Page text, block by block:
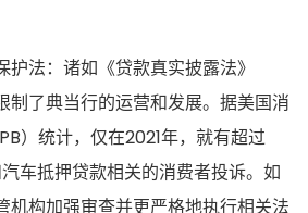
法：诸如《贷款真实披露法》
制了典当行的运营和发展。据美国消
）统计，仅在2021年，就有超过
车抵押贷款相关的消费者投诉。如
机构加强审查并更严格地执行相关法